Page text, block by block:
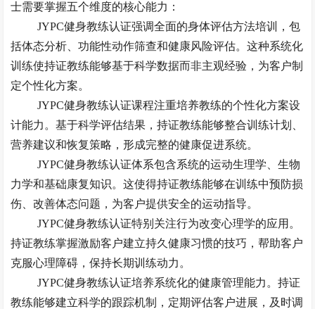
士需要掌握五个维度的核心能力：
JYPC健身教练认证强调全面的身体评估方法培训，包
括体态分析、功能性动作筛查和健康风险评估。这种系统化
训练使持证教练能够基于科学数据而非主观经验，为客户制
定个性化方案。
JYPC健身教练认证课程注重培养教练的个性化方案设
计能力。基于科学评估结果，持证教练能够整合训练计划、
营养建议和恢复策略，形成完整的健康促进系统。
JYPC健身教练认证体系包含系统的运动生理学、生物
力学和基础康复知识。这使得持证教练能够在训练中预防损
伤、改善体态问题，为客户提供安全的运动指导。
JYPC健身教练认证特别关注行为改变心理学的应用。
持证教练掌握激励客户建立持久健康习惯的技巧，帮助客户
克服心理障碍，保持长期训练动力。
JYPC健身教练认证培养系统化的健康管理能力。持证
教练能够建立科学的跟踪机制，定期评估客户进展，及时调